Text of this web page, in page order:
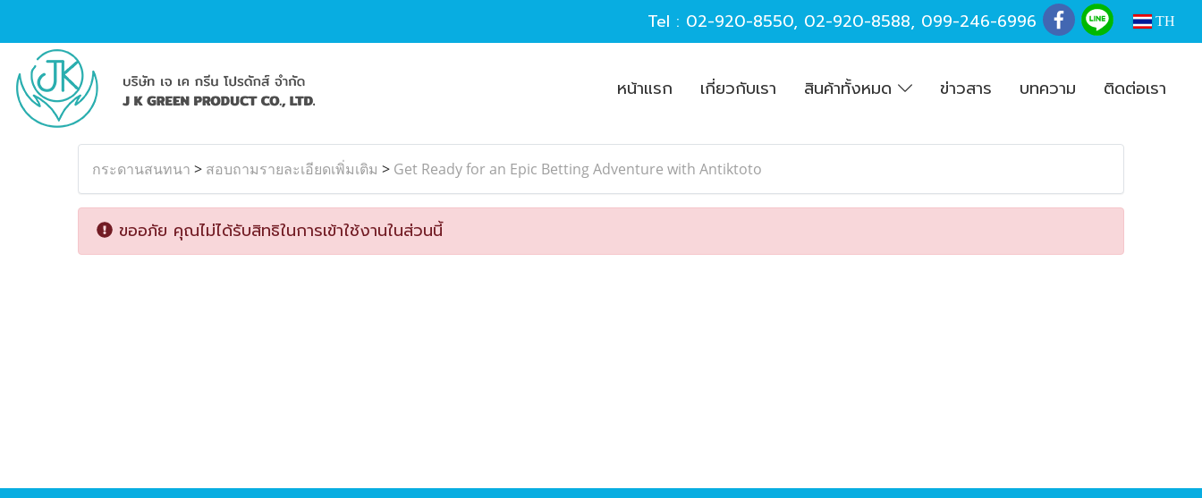
Tel : 02-920-8550, 02-920-8588, 099-246-6996 TH
หน้าแรก เกี่ยวกับเรา สินค้าทั้งหมด ข่าวสาร บทความ ติดต่อเรา
กระดานสนทนา > สอบถามรายละเอียดเพิ่มเติม > Get Ready for an Epic Betting Adventure with Antiktoto
ขออภัย คุณไม่ได้รับสิทธิในการเข้าใช้งานในส่วนนี้